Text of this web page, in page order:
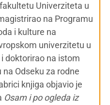
Univerziteta u
na Programu
i kulture na
univerzitetu u
doktorirao na istom
Odseku za rodne
knjiga objavio je
Osam i po ogleda iz